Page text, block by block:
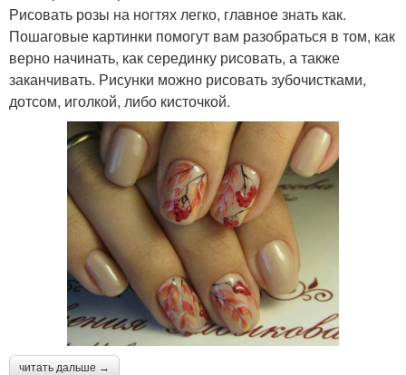
Рисовать розы на ногтях легко, главное знать как.
Пошаговые картинки помогут вам разобраться в том, как
верно начинать, как серединку рисовать, а также
заканчивать. Рисунки можно рисовать зубочистками,
дотсом, иголкой, либо кисточкой.
читать дальше →